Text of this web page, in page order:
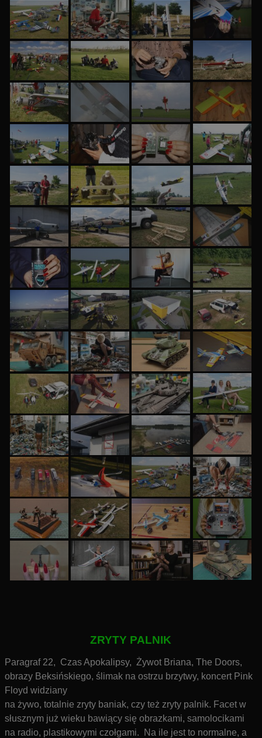
ZRYTY PALNIK
Paragraf 22, Czas Apokalipsy, Żywot Briana, The Doors,
obrazy Beksińskiego, ślimak na ostrzu brzytwy, koncert Pink
Floyd widziany
na żywo, totalnie zryty baniak, czy też zryty palnik. Facet w
słusznym już wieku bawiący się obrazkami, samolocikami
na radio, plastikowymi czołgami. Na ile jest to normalne, a